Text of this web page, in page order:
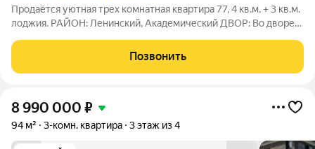
Продаётся уютная трех комнатная квартира 77, 4 кв.м. + 3 кв.м.
лоджия. РАЙОН: Ленинский, Академический ДВОР: Во дворе
квартала, шума и пыли от проезжей части нет. ДОМ: Дом 2011
года постройки,
Позвонить
8 990 000 ₽
94 м² 3-комн. квартира 3 этаж из 4